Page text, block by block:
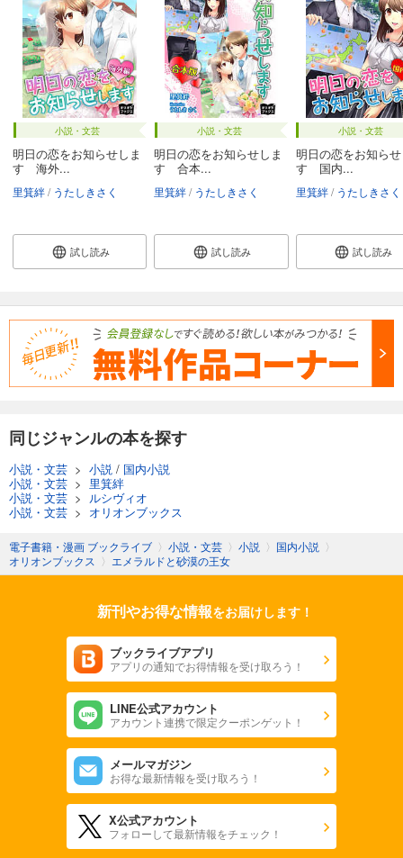
小説・文芸
明日の恋をお知らせしま
す 海外...
里箕絆 うたしきさく
試し読み
小説・文芸
明日の恋をお知らせしま
す 合本...
里箕絆 うたしきさく
試し読み
小説・文芸
明日の恋をお知ら
す 国内...
里箕絆 うたしきさく
試し読み
同じジャンルの本を探す
小説・文芸 > 小説 / 国内小説
小説・文芸 > 里箕絆
小説・文芸 >
ルシヴィオ
小説・文芸 > オリオンブックス
電子書籍・漫画 ブックライブ 〉 小説・文芸 〉 小説 〉 国内小説 〉
オリオンブックス 〉 エメラルドと砂漠の王女
新刊やお得な情報をお届けします！
ブックライブアプリ
アプリの通知でお得情報を受け取ろう！
LINE公式アカウント
アカウント連携で限定クーポンゲット！
メールマガジン
お得な最新情報を受け取ろう！
X公式アカウント
フォローして最新情報をチェック！